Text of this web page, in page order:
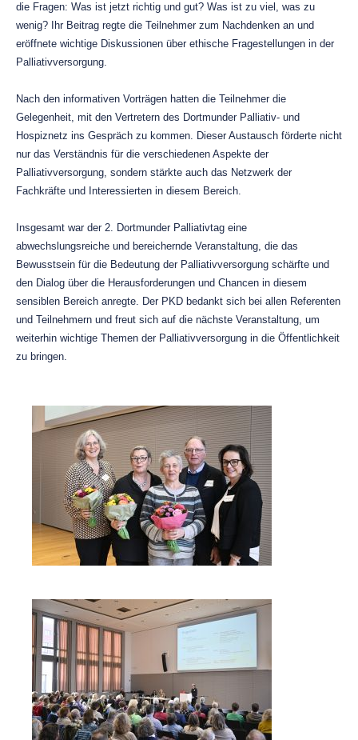
die Fragen: Was ist jetzt richtig und gut? Was ist zu viel, was zu
wenig? Ihr Beitrag regte die Teilnehmer zum Nachdenken an und
eröffnete wichtige Diskussionen über ethische Fragestellungen in der
Palliativversorgung.
Nach den informativen Vorträgen hatten die Teilnehmer die
Gelegenheit, mit den Vertretern des Dortmunder Palliativ- und
Hospiznetz ins Gespräch zu kommen. Dieser Austausch förderte nicht
nur das Verständnis für die verschiedenen Aspekte der
Palliativversorgung, sondern stärkte auch das Netzwerk der
Fachkräfte und Interessierten in diesem Bereich.
Insgesamt war der 2. Dortmunder Palliativtag eine
abwechslungsreiche und bereichernde Veranstaltung, die das
Bewusstsein für die Bedeutung der Palliativversorgung schärfte und
den Dialog über die Herausforderungen und Chancen in diesem
sensiblen Bereich anregte. Der PKD bedankt sich bei allen Referenten
und Teilnehmern und freut sich auf die nächste Veranstaltung, um
weiterhin wichtige Themen der Palliativversorgung in die Öffentlichkeit
zu bringen.